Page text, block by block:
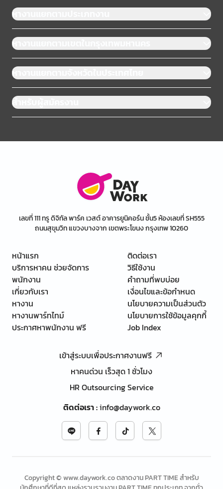
หางานแยกตามประเภทงาน
หางานแยกตามเขตในกรุงเทพมหานคร
หางานแยกตามจังหวัดในประเทศไทย
สำหรับผู้สมัครงาน
เลขที่ 111 ทรู ดิจิทัล พาร์ค เวสต์ อาคารยูนิคอร์น ชั้น5 ห้องเลขที่ SH555
ถนนสุขุมวิท แขวงบางจาก เขตพระโขนง กรุงเทพ 10260
หน้าแรก
บริการหาคน ช่วยจัดการ
พนักงาน
เกี่ยวกับเรา
หางาน
หางานพาร์ทไทม์
ประกาศหาพนักงาน ฟรี
ติดต่อเรา
วิธีใช้งาน
คำถามที่พบบ่อย
เงื่อนไขและข้อกำหนด
นโยบายความเป็นส่วนตัว
นโยบายการใช้ข้อมูลคุกกี้
Job Index
เข้าสู่ระบบเพื่อประกาศงานฟรี
หาคนด่วน เร็วสุด 1 ชั่วโมง
HR Outsourcing Service
ติดต่อเรา:info@daywork.co
Copyright © www.daywork.co ตลาดงาน PART TIME สำหรับ